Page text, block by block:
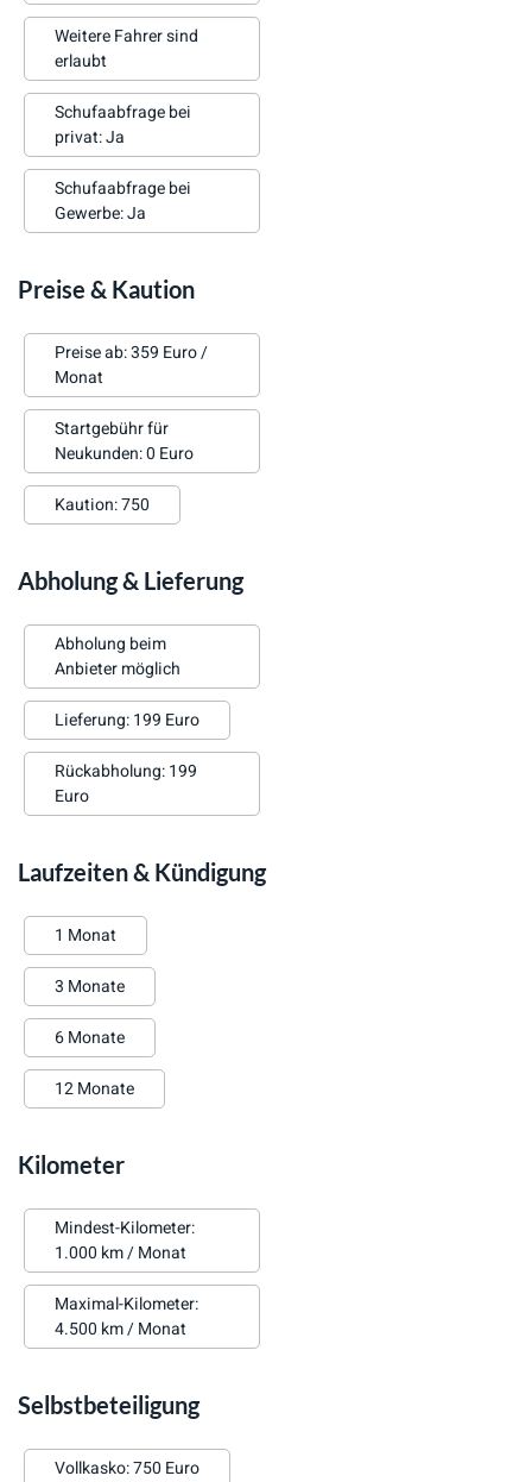
Weitere Fahrer sind
erlaubt
Schufaabfrage bei
privat: Ja
Schufaabfrage bei
Gewerbe: Ja
Preise & Kaution
Preise ab: 359 Euro /
Monat
Startgebühr für
Neukunden: 0 Euro
Kaution: 750
Abholung & Lieferung
Abholung beim
Anbieter möglich
Lieferung: 199 Euro
Rückabholung: 199
Euro
Laufzeiten & Kündigung
1 Monat
3 Monate
6 Monate
12 Monate
Kilometer
Mindest-Kilometer:
1.000 km / Monat
Maximal-Kilometer:
4.500 km / Monat
Selbstbeteiligung
Vollkasko: 750 Euro